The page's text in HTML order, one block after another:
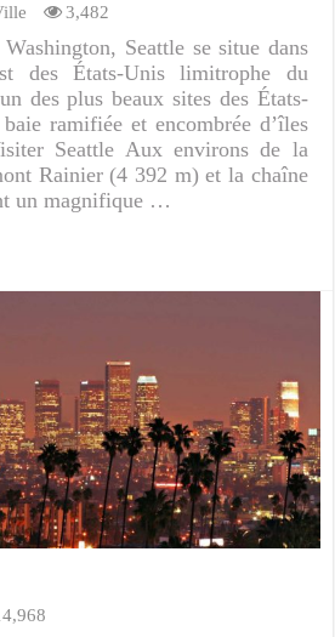
3,482
Seattle se situe dans
des États-Unis limitrophe du
des plus beaux sites des États-
ramifiée et encombrée d’îles
Seattle Aux environs de la
Rainier (4 392 m) et la chaîne
un magnifique …